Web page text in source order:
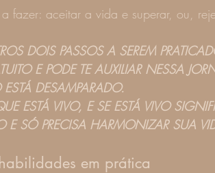
fazer: aceitar a vida e superar, ou,
DOIS PASSOS A SEREM
E PODE TE AUXILIAR NESSA
DESAMPARADO.
ESTÁ VIVO, E SE ESTÁ VIVO
E SÓ PRECISA HARMONIZAR SUA
em prática